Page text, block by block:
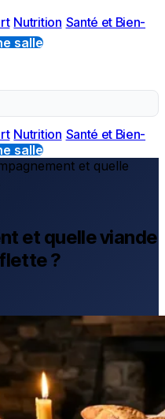
Nutrition Santé et Bien-
salle
Nutrition Santé et Bien-
salle
et quelle
et quelle viande
?